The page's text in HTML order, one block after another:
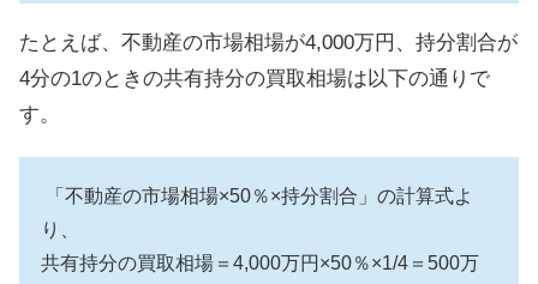
たとえば、不動産の市場相場が4,000万円、持分割合が
4分の1のときの共有持分の買取相場は以下の通りで
す。
「不動産の市場相場×50％×持分割合」の計算式よ
り、
共有持分の買取相場＝4,000万円×50％×1/4＝500万